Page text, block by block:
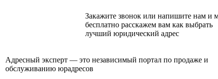
Закажите звонок или напишите нам и
бесплатно расскажем вам как выбрать
лучший юридический адрес
Адресный эксперт — это независимый портал по продаже и
обслуживанию юрадресов